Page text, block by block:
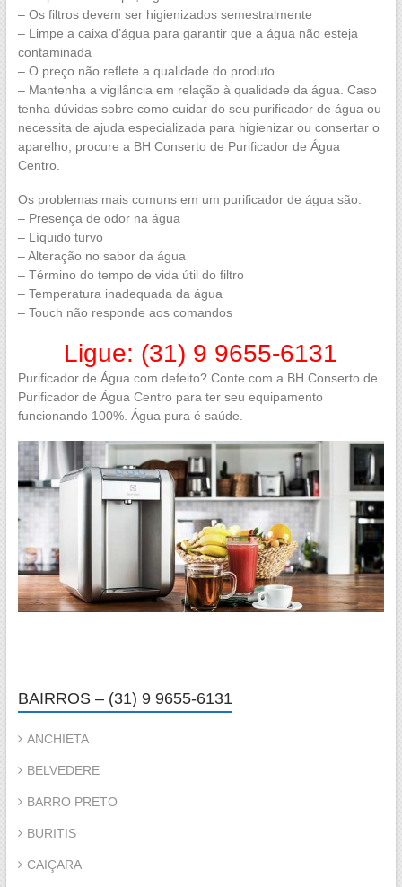
– Os filtros devem ser higienizados semestralmente
– Limpe a caixa d’água para garantir que a água não esteja
contaminada
– O preço não reflete a qualidade do produto
– Mantenha a vigilância em relação à qualidade da água. Caso
tenha dúvidas sobre como cuidar do seu purificador de água ou
necessita de ajuda especializada para higienizar ou consertar o
aparelho, procure a BH Conserto de Purificador de Água
Centro.
Os problemas mais comuns em um purificador de água são:
– Presença de odor na água
– Líquido turvo
– Alteração no sabor da água
– Término do tempo de vida útil do filtro
– Temperatura inadequada da água
– Touch não responde aos comandos
Ligue: (31) 9 9655-6131
Purificador de Água com defeito? Conte com a BH Conserto de
Purificador de Água Centro para ter seu equipamento
funcionando 100%. Água pura é saúde.
BAIRROS – (31) 9 9655-6131
ANCHIETA
BELVEDERE
BARRO PRETO
BURITIS
CAIÇARA